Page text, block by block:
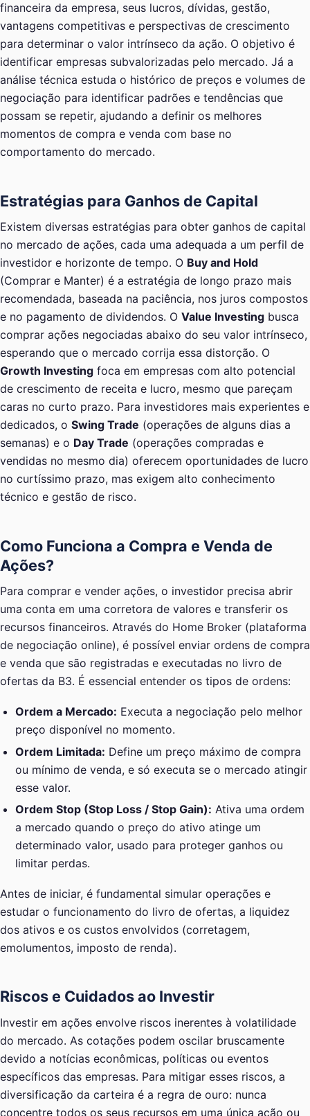
financeira da empresa, seus lucros, dívidas, gestão,
vantagens competitivas e perspectivas de crescimento
para determinar o valor intrínseco da ação. O objetivo é
identificar empresas subvalorizadas pelo mercado. Já a
análise técnica estuda o histórico de preços e volumes de
negociação para identificar padrões e tendências que
possam se repetir, ajudando a definir os melhores
momentos de compra e venda com base no
comportamento do mercado.
Estratégias para Ganhos de Capital
Existem diversas estratégias para obter ganhos de capital
no mercado de ações, cada uma adequada a um perfil de
investidor e horizonte de tempo. O Buy and Hold
(Comprar e Manter) é a estratégia de longo prazo mais
recomendada, baseada na paciência, nos juros compostos
e no pagamento de dividendos. O Value Investing busca
comprar ações negociadas abaixo do seu valor intrínseco,
esperando que o mercado corrija essa distorção. O
Growth Investing foca em empresas com alto potencial
de crescimento de receita e lucro, mesmo que pareçam
caras no curto prazo. Para investidores mais experientes e
dedicados, o Swing Trade (operações de alguns dias a
semanas) e o Day Trade (operações compradas e
vendidas no mesmo dia) oferecem oportunidades de lucro
no curtíssimo prazo, mas exigem alto conhecimento
técnico e gestão de risco.
Como Funciona a Compra e Venda de
Ações?
Para comprar e vender ações, o investidor precisa abrir
uma conta em uma corretora de valores e transferir os
recursos financeiros. Através do Home Broker (plataforma
de negociação online), é possível enviar ordens de compra
e venda que são registradas e executadas no livro de
ofertas da B3. É essencial entender os tipos de ordens:
Ordem a Mercado: Executa a negociação pelo melhor
preço disponível no momento.
Ordem Limitada: Define um preço máximo de compra
ou mínimo de venda, e só executa se o mercado atingir
esse valor.
Ordem Stop (Stop Loss / Stop Gain): Ativa uma ordem
a mercado quando o preço do ativo atinge um
determinado valor, usado para proteger ganhos ou
limitar perdas.
Antes de iniciar, é fundamental simular operações e
estudar o funcionamento do livro de ofertas, a liquidez
dos ativos e os custos envolvidos (corretagem,
emolumentos, imposto de renda).
Riscos e Cuidados ao Investir
Investir em ações envolve riscos inerentes à volatilidade
do mercado. As cotações podem oscilar bruscamente
devido a notícias econômicas, políticas ou eventos
específicos das empresas. Para mitigar esses riscos, a
diversificação da carteira é a regra de ouro: nunca
concentre todos os seus recursos em uma única ação ou